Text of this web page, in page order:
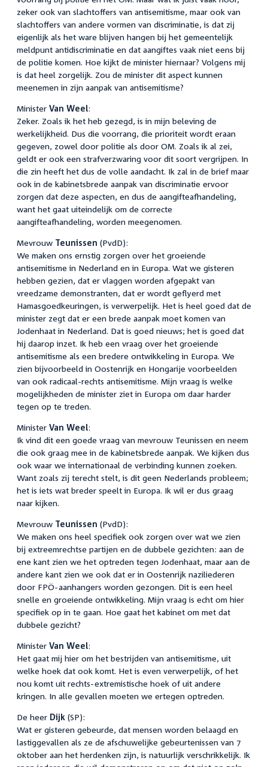
zeker ook van slachtoffers van antisemitisme, maar ook van
slachtoffers van andere vormen van discriminatie, is dat zij
eigenlijk als het ware blijven hangen bij het gemeentelijk
meldpunt antidiscriminatie en dat aangiftes vaak niet eens bij
de politie komen. Hoe kijkt de minister hiernaar? Volgens mij
is dat heel zorgelijk. Zou de minister dit aspect kunnen
meenemen in zijn aanpak van antisemitisme?
Minister Van Weel:
Zeker. Zoals ik het heb gezegd, is in mijn beleving de
werkelijkheid. Dus die voorrang, die prioriteit wordt eraan
gegeven, zowel door politie als door OM. Zoals ik al zei,
geldt er ook een strafverzwaring voor dit soort vergrijpen. In
die zin heeft het dus de volle aandacht. Ik zal in de brief maar
ook in de kabinetsbrede aanpak van discriminatie ervoor
zorgen dat deze aspecten, en dus de aangifteafhandeling,
want het gaat uiteindelijk om de correcte
aangifteafhandeling, worden meegenomen.
Mevrouw Teunissen (PvdD):
We maken ons ernstig zorgen over het groeiende
antisemitisme in Nederland en in Europa. Wat we gisteren
hebben gezien, dat er vlaggen worden afgepakt van
vreedzame demonstranten, dat er wordt geflyerd met
Hamasgoedkeuringen, is verwerpelijk. Het is heel goed dat de
minister zegt dat er een brede aanpak moet komen van
Jodenhaat in Nederland. Dat is goed nieuws; het is goed dat
hij daarop inzet. Ik heb een vraag over het groeiende
antisemitisme als een bredere ontwikkeling in Europa. We
zien bijvoorbeeld in Oostenrijk en Hongarije voorbeelden
van ook radicaal-rechts antisemitisme. Mijn vraag is welke
mogelijkheden de minister ziet in Europa om daar harder
tegen op te treden.
Minister Van Weel:
Ik vind dit een goede vraag van mevrouw Teunissen en neem
die ook graag mee in de kabinetsbrede aanpak. We kijken dus
ook waar we internationaal de verbinding kunnen zoeken.
Want zoals zij terecht stelt, is dit geen Nederlands probleem;
het is iets wat breder speelt in Europa. Ik wil er dus graag
naar kijken.
Mevrouw Teunissen (PvdD):
We maken ons heel specifiek ook zorgen over wat we zien
bij extreemrechtse partijen en de dubbele gezichten: aan de
ene kant zien we het optreden tegen Jodenhaat, maar aan de
andere kant zien we ook dat er in Oostenrijk naziliederen
door FPÖ-aanhangers worden gezongen. Dit is een heel
snelle en groeiende ontwikkeling. Mijn vraag is echt om hier
specifiek op in te gaan. Hoe gaat het kabinet om met dat
dubbele gezicht?
Minister Van Weel:
Het gaat mij hier om het bestrijden van antisemitisme, uit
welke hoek dat ook komt. Het is even verwerpelijk, of het
nou komt uit rechts-extremistische hoek of uit andere
kringen. In alle gevallen moeten we ertegen optreden.
De heer Dijk (SP):
Wat er gisteren gebeurde, dat mensen worden belaagd en
lastiggevallen als ze de afschuwelijke gebeurtenissen van 7
oktober aan het herdenken zijn, is natuurlijk verschrikkelijk. Ik